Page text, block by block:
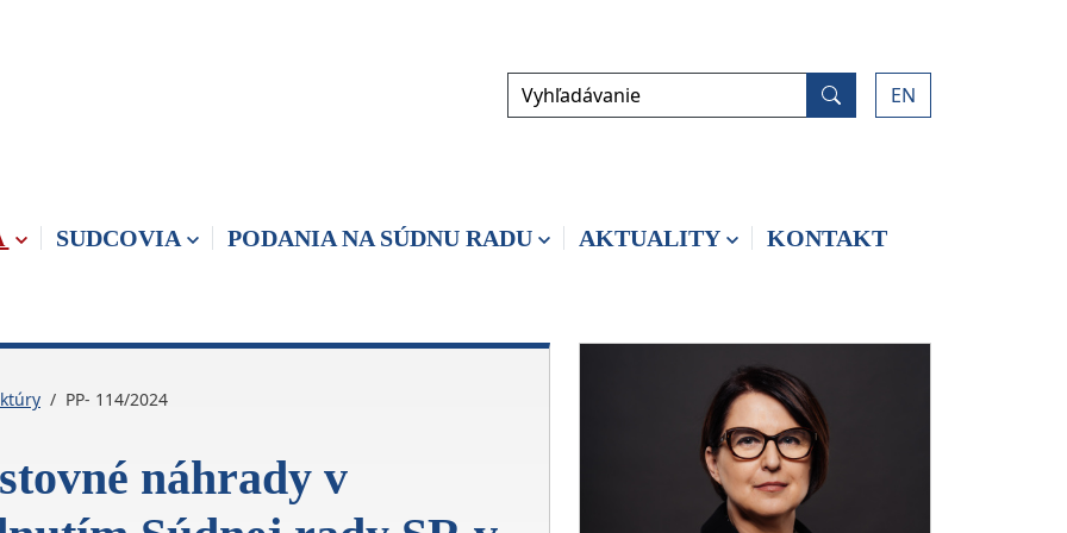
Vyhľadávanie
Vyhľadať
EN
SUDCOVIA PODANIA NA SÚDNU RADU AKTUALITY KONTAKT
PP- 114/2024
náhrady v